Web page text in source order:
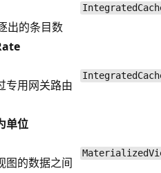
出的条目数
专用网关路由
单位
图的数据之间